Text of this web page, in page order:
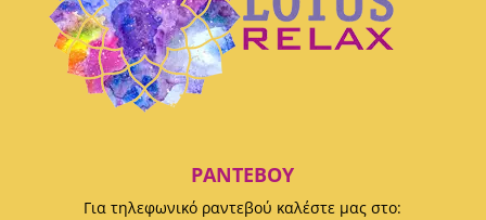
ΡΑΝΤΕΒΟΎ
Για τηλεφωνικό ραντεβού καλέστε μας στο: